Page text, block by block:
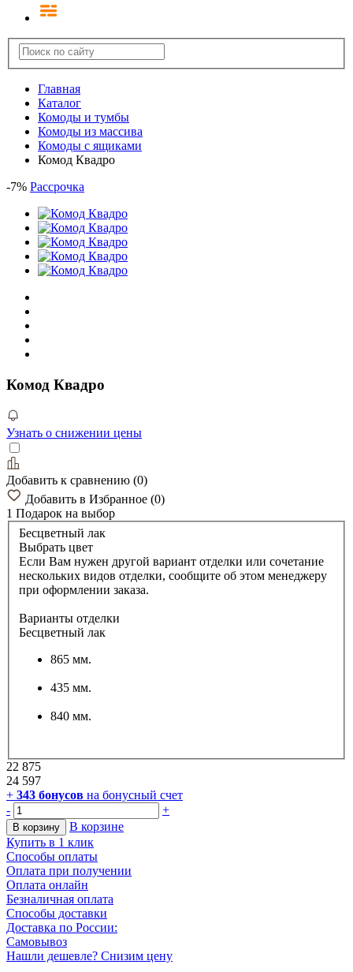
Главная
Каталог
Комоды и тумбы
Комоды из массива
Комоды с ящиками
Комод Квадро
-7% Рассрочка
Комод Квадро
Узнать о снижении цены
Добавить к сравнению (0)
Добавить в Избранное (0)
1 Подарок на выбор
Бесцветный лак
Выбрать цвет
Если Вам нужен другой вариант отделки или сочетание
нескольких видов отделки, сообщите об этом менеджеру
при оформлении заказа.
Варианты отделки
Бесцветный лак
865 мм.
435 мм.
840 мм.
22 875
24 597
+ 343 бонусов на бонусный счет
-
+
В корзину
В корзине
Купить в 1 клик
Способы оплаты
Оплата при получении
Оплата онлайн
Безналичная оплата
Способы доставки
Доставка по России:
Самовывоз
Нашли дешевле? Снизим цену